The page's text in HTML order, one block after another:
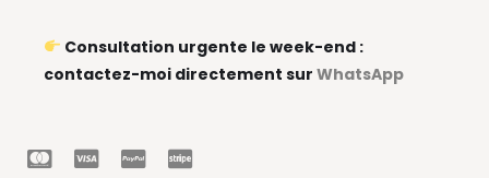
Consultation urgente le week-end :
contactez-moi directement surWhatsApp